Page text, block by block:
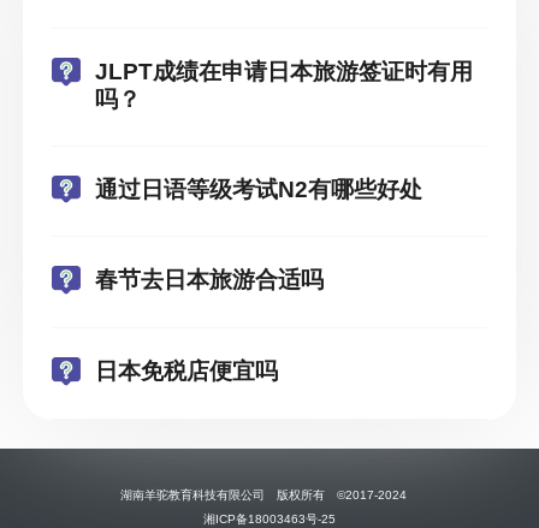
JLPT成绩在申请日本旅游签证时有用
吗？
通过日语等级考试N2有哪些好处
春节去日本旅游合适吗
日本免税店便宜吗
湖南羊驼教育科技有限公司 版权所有 ©2017-2024
湘ICP备18003463号-25